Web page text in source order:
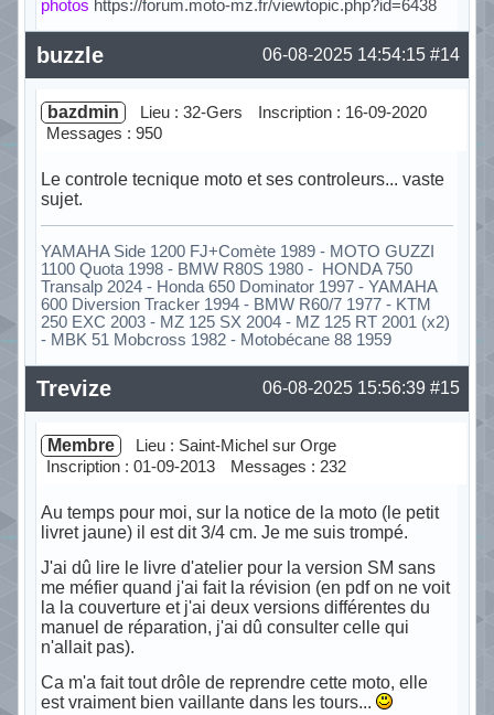
photos https://forum.moto-mz.fr/viewtopic.php?id=6438
Hors ligne #14
06-08-2025 14:54:15
buzzle
bazdmin Lieu : 32-Gers
Inscription : 16-09-2020
Messages : 950
Le controle tecnique moto et ses controleurs... vaste
sujet.
YAMAHA Side 1200 FJ+Comète 1989 - MOTO GUZZI
1100 Quota 1998 - BMW R80S 1980 - HONDA 750
Transalp 2024 - Honda 650 Dominator 1997 - YAMAHA
600 Diversion Tracker 1994 - BMW R60/7 1977 - KTM
250 EXC 2003 - MZ 125 SX 2004 - MZ 125 RT 2001 (x2)
- MBK 51 Mobcross 1982 - Motobécane 88 1959
Hors ligne #15
06-08-2025 15:56:39
Trevize
Membre
Lieu : Saint-Michel sur Orge
Inscription : 01-09-2013
Messages : 232
Au temps pour moi, sur la notice de la moto (le petit
livret jaune) il est dit 3/4 cm. Je me suis trompé.
J'ai dû lire le livre d'atelier pour la version SM sans
me méfier quand j'ai fait la révision (en pdf on ne voit
la la couverture et j'ai deux versions différentes du
manuel de réparation, j'ai dû consulter celle qui
n'allait pas).
Ca m'a fait tout drôle de reprendre cette moto, elle
est vraiment bien vaillante dans les tours...